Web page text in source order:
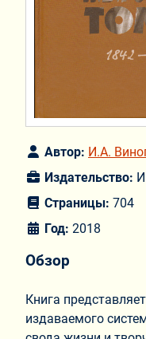
Автор: И.А.
Издательство:
Страницы: 704
Год: 2018
Обзор
Книга
издаваемого